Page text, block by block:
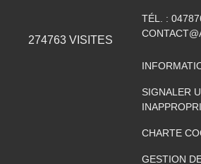
274763 VISITES
TÉL. :
SIGNALER
CHARTE
GESTION